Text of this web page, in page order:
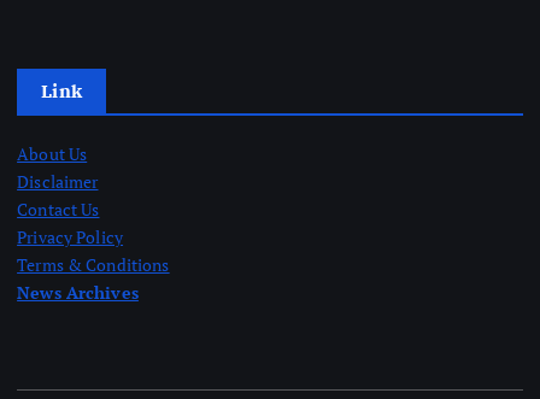
Link
About Us
Disclaimer
Contact Us
Privacy Policy
Terms & Conditions
News Archives